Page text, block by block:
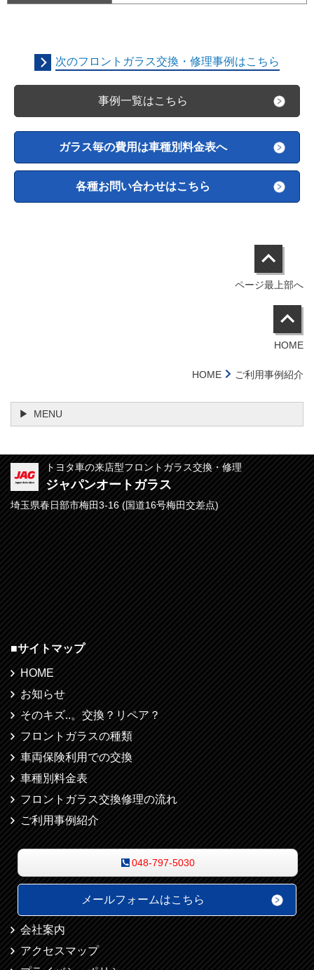
次のフロントガラス交換・修理事例はこちら
事例一覧はこちら
ガラス毎の費用は車種別料金表へ
各種お問い合わせはこちら
ページ最上部へ
HOME
HOME ご利用事例紹介
MENU
トヨタ車の来店型フロントガラス交換・修理
ジャパンオートガラス
埼玉県春日部市梅田3-16 (国道16号梅田交差点)
■サイトマップ
HOME
お知らせ
そのキズ..。交換？リペア？
フロントガラスの種類
車両保険利用での交換
車種別料金表
フロントガラス交換修理の流れ
ご利用事例紹介
048-797-5030
メールフォームはこちら
会社案内
アクセスマップ